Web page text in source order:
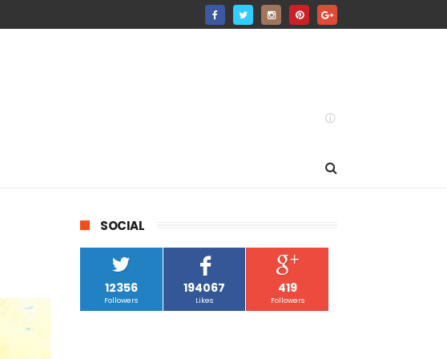
SOCIAL
12356
Followers
194067
Likes
419
Followers